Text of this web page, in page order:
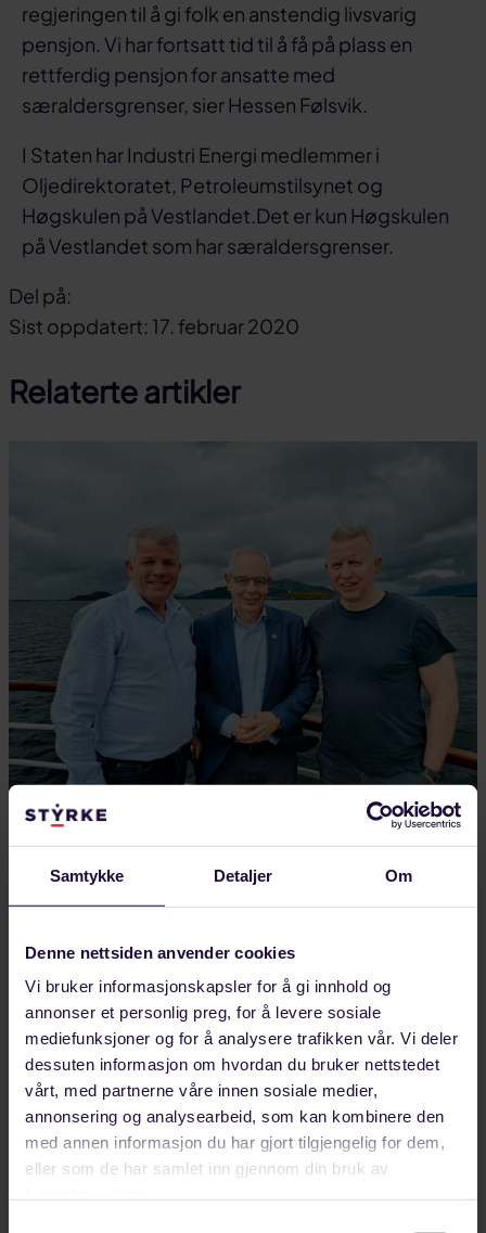
Samtykke Detaljer Om
Denne nettsiden anvender cookies
Vi bruker informasjonskapsler for å gi innhold og
annonser et personlig preg, for å levere sosiale
mediefunksjoner og for å analysere trafikken vår. Vi deler
dessuten informasjon om hvordan du bruker nettstedet
vårt, med partnerne våre innen sosiale medier,
annonsering og analysearbeid, som kan kombinere den
med annen informasjon du har gjort tilgjengelig for dem,
eller som de har samlet inn gjennom din bruk av
regjeringen til å gi folk en anstendig livsvarig
pensjon. Vi har fortsatt tid til å få på plass en
rettferdig pensjon for ansatte med
særaldersgrenser, sier Hessen Følsvik.
I Staten har Industri Energi medlemmer i
Oljedirektoratet, Petroleumstilsynet og
Høgskulen på Vestlandet.Det er kun Høgskulen
på Vestlandet som har særaldersgrenser.
Del på:
Del
facebook
Del
linkedin
Del
Sist oppdatert: 17. februar 2020
Relaterte artikler
AUGUST 04, 2026
Styrker europeisk industrisamarbeid fra
Helgeland
da Forbundet Styrke inviterte Michael Vassiliadis,
leder for tyske IGBCE og president i IndustriAll
Europe,…
LANDINDUSTRI